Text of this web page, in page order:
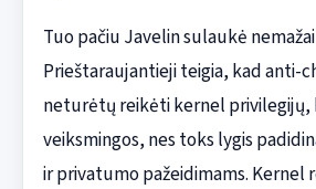
Tuo pačiu Javelin sulaukė
Prieštaraujantieji teigia, kad anti-
neturėtų reikėti kernel privilegijų,
veiksmingos, nes toks lygis
ir privatumo pažeidimams. Kernel